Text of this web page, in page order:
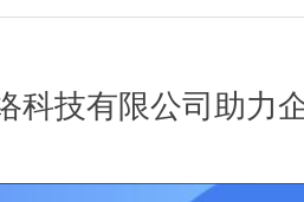
技有限公司助力